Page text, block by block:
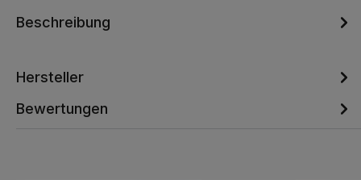
Beschreibung
Hersteller
Bewertungen